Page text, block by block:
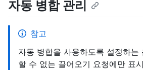
자동 병합 관리
참고
자동 병합을 사용하도록 설정하는
할 수 없는 끌어오기 요청에만 표